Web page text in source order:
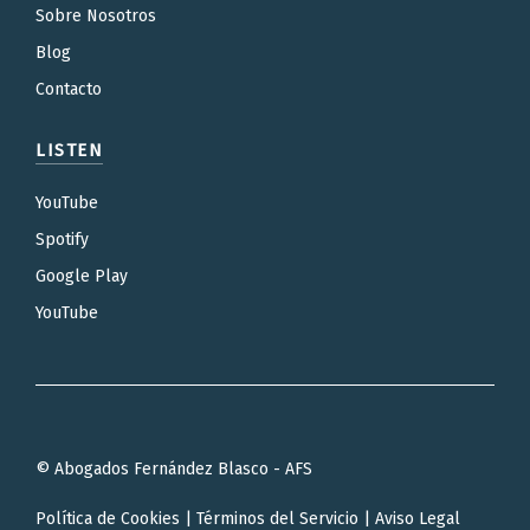
Sobre Nosotros
Blog
Contacto
LISTEN
YouTube
Spotify
Google Play
YouTube
© Abogados Fernández Blasco - AFS
Política de Cookies Términos del Servicio Aviso Legal